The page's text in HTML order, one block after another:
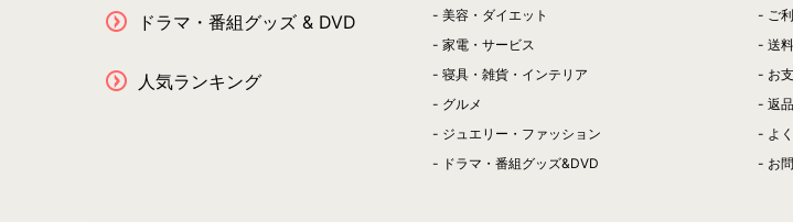
ドラマ・番組グッズ & DVD
人気ランキング
美容・ダイエット
家電・サービス
寝具・雑貨・インテリア
グルメ
ジュエリー・ファッション
ドラマ・番組グッズ&DVD
ご
送
お
返
よ
お